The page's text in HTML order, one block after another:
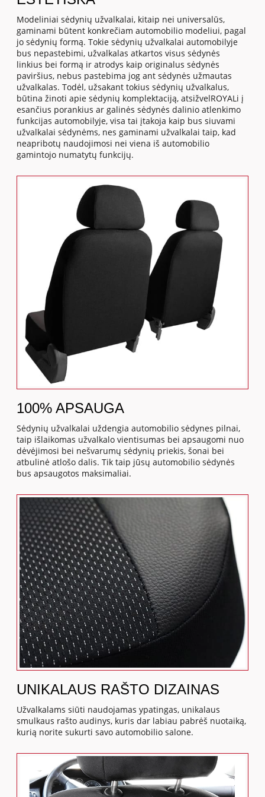
Modeliniai sėdynių užvalkalai, kitaip nei universalūs,
gaminami būtent konkrečiam automobilio modeliui, pagal
jo sėdynių formą. Tokie sėdynių užvalkalai automobilyje
bus nepastebimi, užvalkalas atkartos visus sėdynės
linkius bei formą ir atrodys kaip originalus sėdynės
paviršius, nebus pastebima jog ant sėdynės užmautas
užvalkalas. Todėl, užsakant tokius sėdynių užvalkalus,
būtina žinoti apie sėdynių komplektaciją, atsižvelROYALi į
esančius porankius ar galinės sėdynės dalinio atlenkimo
funkcijas automobilyje, visa tai įtakoja kaip bus siuvami
užvalkalai sėdynėms, nes gaminami užvalkalai taip, kad
neapribotų naudojimosi nei viena iš automobilio
gamintojo numatytų funkcijų.
100% APSAUGA
Sėdynių užvalkalai uždengia automobilio sėdynes pilnai,
taip išlaikomas užvalkalo vientisumas bei apsaugomi nuo
dėvėjimosi bei nešvarumų sėdynių priekis, šonai bei
atbulinė atlošo dalis. Tik taip jūsų automobilio sėdynės
bus apsaugotos maksimaliai.
UNIKALAUS RAŠTO DIZAINAS
Užvalkalams siūti naudojamas ypatingas, unikalaus
smulkaus rašto audinys, kuris dar labiau pabrėš nuotaiką,
kurią norite sukurti savo automobilio salone.